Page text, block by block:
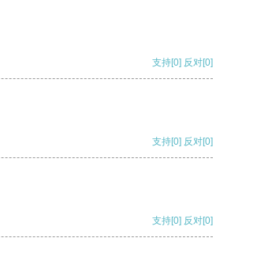
支持[0] 反对[0]
支持[0] 反对[0]
支持[0] 反对[0]